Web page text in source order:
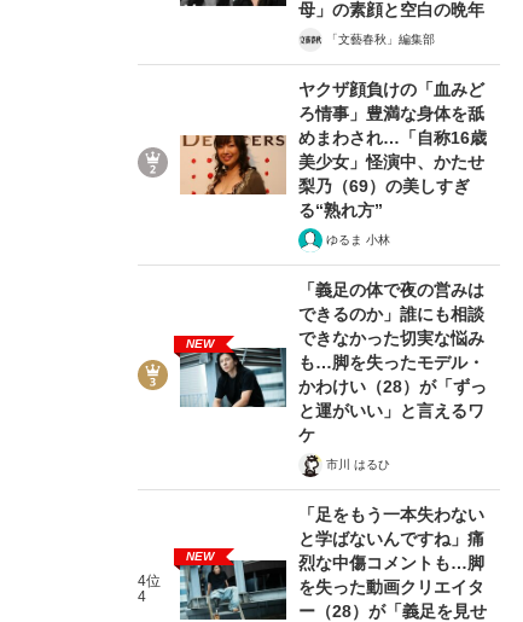
母」の素顔と空白の晩年
「文藝春秋」編集部
ヤクザ顔負けの「血みど
ろ情事」豊満な身体を舐
めまわされ…「自称16歳
美少女」怪演中、かたせ
梨乃（69）の美しすぎ
る“熟れ方”
ゆるま 小林
NEW
「義足の体で夜の営みは
できるのか」誰にも相談
できなかった切実な悩み
も…脚を失ったモデル・
かわけい（28）が「ずっ
と運がいい」と言えるワ
ケ
市川 はるひ
4位
4
NEW
「足をもう一本失わない
と学ばないんですね」痛
烈な中傷コメントも…脚
を失った動画クリエイタ
ー（28）が「義足を見せ